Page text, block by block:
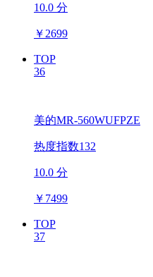
10.0 分
￥ 2699
TOP
36
美的MR-560WUFPZE
热度指数132
10.0 分
￥ 7499
TOP
37